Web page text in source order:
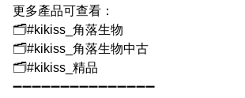
更多產品可查看：
🗂#kikiss_角落生物
🗂#kikiss_角落生物中古
🗂#kikiss_精品
➖➖➖➖➖➖➖➖➖➖➖➖➖➖➖